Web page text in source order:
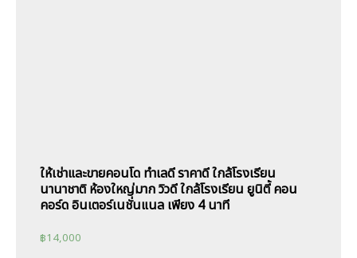
ให้เช่าและขายคอนโด ทำเลดี ราคาดี ใกล้โรงเรียน
นานาชาติ ห้องใหญ่มาก วิวดี ใกล้โรงเรียน ยูนิตี้ คอน
คอร์ด อินเตอร์เนชั่นแนล เพียง 4 นาที
฿14,000